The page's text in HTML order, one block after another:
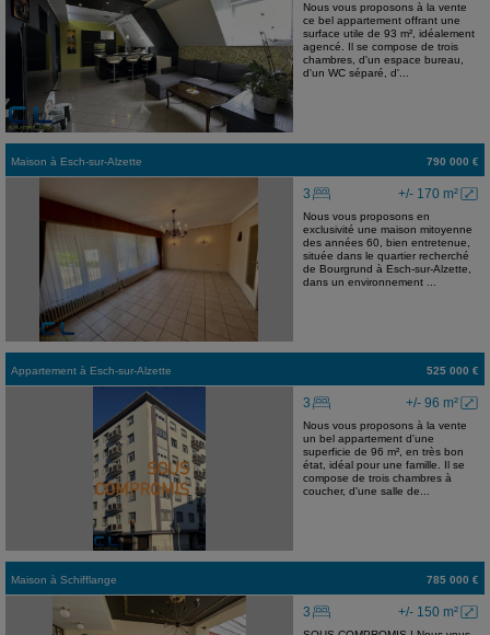
Nous vous proposons à la vente
ce bel appartement offrant une
surface utile de 93 m², idéalement
agencé. Il se compose de trois
chambres, d'un espace bureau,
d'un WC séparé, d'...
Maison à Esch-sur-Alzette 790 000 €
+/- 170 m²
3
Nous vous proposons en
exclusivité une maison mitoyenne
des années 60, bien entretenue,
située dans le quartier recherché
de Bourgrund à Esch-sur-Alzette,
dans un environnement ...
Appartement à Esch-sur-Alzette 525 000 €
+/- 96 m²
3
Nous vous proposons à la vente
un bel appartement d'une
superficie de 96 m², en très bon
état, idéal pour une famille. Il se
compose de trois chambres à
coucher, d'une salle de...
Maison à Schifflange 785 000 €
+/- 150 m²
3